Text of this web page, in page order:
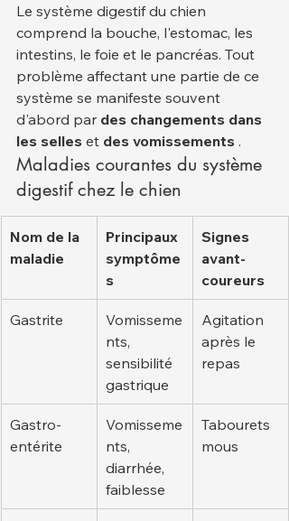
Le système digestif du chien
comprend la bouche, l'estomac, les
intestins, le foie et le pancréas. Tout
problème affectant une partie de ce
système se manifeste souvent
d'abord par des changements dans
les selles et des vomissements .
Maladies courantes du système
digestif chez le chien
Nom de la
maladie
Principaux
symptôme
s
Signes
avant-
coureurs
Gastrite
Vomisseme
nts,
sensibilité
gastrique
Agitation
après le
repas
Gastro-
entérite
Vomisseme
nts,
diarrhée,
faiblesse
Tabourets
mous